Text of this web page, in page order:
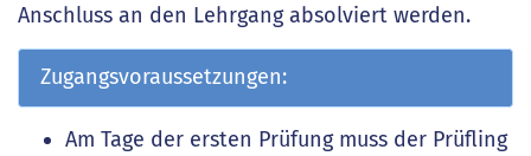
Anschluss an den Lehrgang absolviert werden.
Zugangsvoraussetzungen:
Am Tage der ersten Prüfung muss der Prüfling